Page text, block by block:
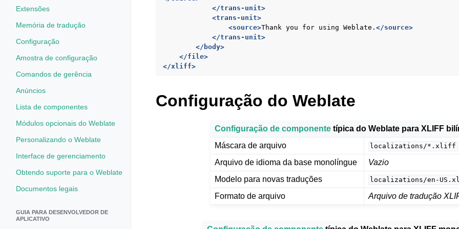
Extensões
Memória de tradução
Configuração
Amostra de configuração
Comandos de gerência
Anúncios
Lista de componentes
Módulos opcionais do Weblate
Personalizando o Weblate
Interface de gerenciamento
Obtendo suporte para o Weblate
Documentos legais
GUIA PARA DESENVOLVEDOR DE
APLICATIVO
</trans-unit>
<trans-unit>
<source>Thank you for using Weblate. </source>
</trans-unit>
</body>
</file>
</xliff>
Configuração do Weblate
Configuração de componentetípica do Weblate para XLIFF
Máscara de arquivo
localizations/*.xliff
Arquivo de idioma da base monolíngue
Vazio
Modelo para novas traduções
localizations/en-
Formato de arquivo Arquivo de tradução